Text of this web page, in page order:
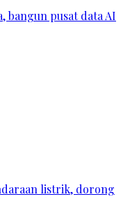
bangun pusat data AI
listrik, dorong